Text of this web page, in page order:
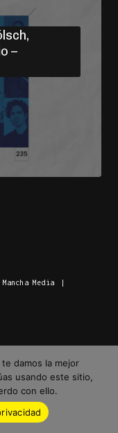
–
Media |
damos la mejor
usando este sitio,
con ello.